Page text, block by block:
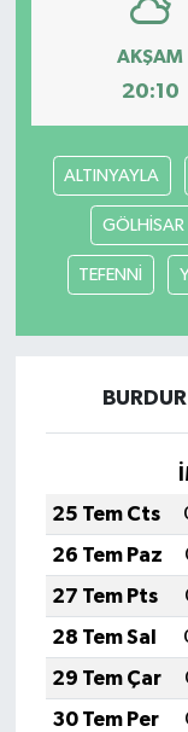
AKŞAM
20:10
ALTINYAYLA
GÖLHİSAR
TEFENNİ
25 Tem Cts
26 Tem Paz
27 Tem Pts
28 Tem Sal
29 Tem Çar
30 Tem Per